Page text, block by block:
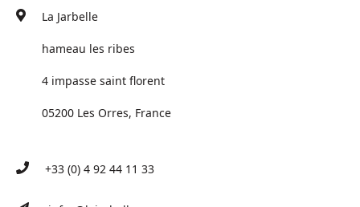
La Jarbelle
hameau les ribes
4 impasse saint florent
05200 Les Orres, France
+33 (0) 4 92 44 11 33